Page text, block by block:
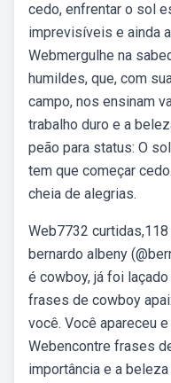
cedo, enfrentar o sol
imprevisíveis e ainda
Webmergulhe na
humildes, que, com
campo, nos ensinam
trabalho duro e a
peão para status: O
tem que começar
cheia de alegrias.
Web7732
bernardo albeny
é cowboy, já foi
frases de cowboy
você. Você apareceu
Webencontre frases
importância e a